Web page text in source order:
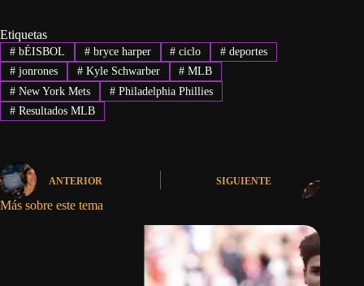
Etiquetas
#bÉISBOL #bryce harper # ciclo # deportes
#jonrones #Kyle Schwarber # MLB
#New York Mets #Philadelphia Phillies
#Resultados MLB
ANTERIOR SIGUIENTE
Más sobre este tema